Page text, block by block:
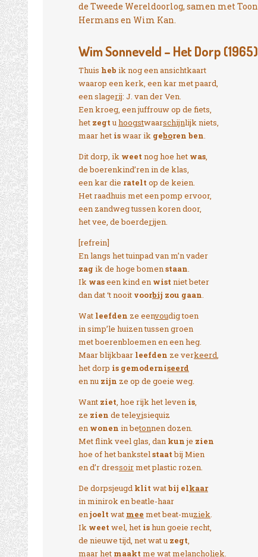
de Tweede Wereldoorlog, samen met Toon
Hermans en Wim Kan.
Wim Sonneveld – Het Dorp (1965)
Thuis heb ik nog een ansichtkaart
waarop een kerk, een kar met paard,
een slagerij: J. van der Ven.
Een kroeg, een juffrouw op de fiets,
het zegt uhoogstwaarschijnlijk niets,
maar het iswaar ik geboren ben.
Dit dorp, ik weet nog hoe het was,
de boerenkind’ren in de klas,
een kar die ratelt op de keien.
Het raadhuis met een pomp ervoor,
een zandweg tussen koren door,
het vee, de boerderijen.
[refrein]
En langs het tuinpad van m’n vader
zag ik de hoge bomenstaan.
Ik waseen kind en wist niet beter
dan dat ‘t nooit voorbij zou gaan.
Wat leefden ze eenvoudig toen
in simp’le huizen tussen groen
met boerenbloemen en een heg.
Maar blijkbaar leefden ze verkeerd,
het dorp is gemoderniseerd
en nu zijn ze op de goeie weg.
Want ziet, hoe rijk het leven is,
ze zien de televisiequiz
en wonen in betonnen dozen.
Met flink veel glas, dan kunje zien
hoe of het bankstelstaatbij Mien
en d’r dressoirmet plastic rozen.
De dorpsjeugd klit watbij elkaar
in minirok en beatle-haar
enjoelt wat mee met beat-muziek.
Ik weet wel, het ishun goeie recht,
de nieuwe tijd, net wat u zegt,
maar het maakt me wat melancholiek.